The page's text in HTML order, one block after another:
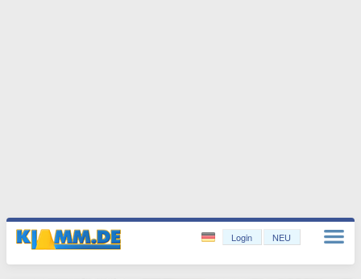
Login NEU